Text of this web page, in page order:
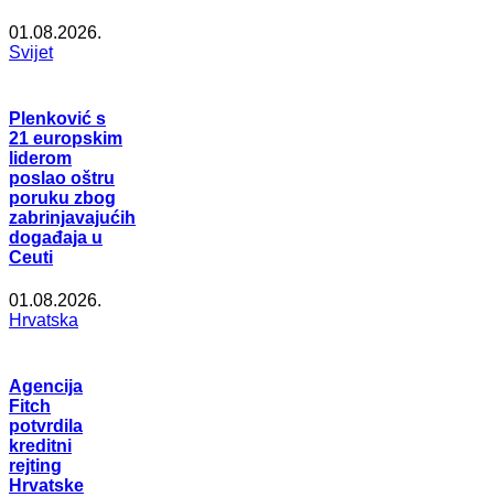
01.08.2026.
Svijet
Plenković s
21 europskim
liderom
poslao oštru
poruku zbog
zabrinjavajućih
događaja u
Ceuti
01.08.2026.
Hrvatska
Agencija
Fitch
potvrdila
kreditni
rejting
Hrvatske